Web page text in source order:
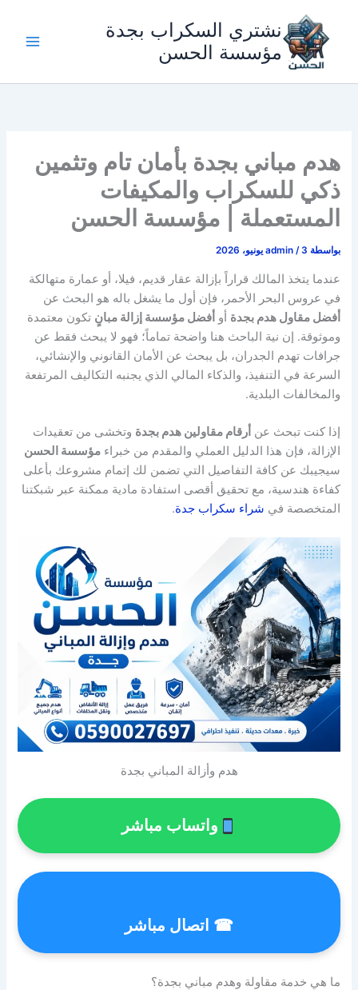
المحتوى
نشتري السكراب بجدة
مؤسسة الحسن
هدم مباني بجدة بأمان تام وتثمين
ذكي للسكراب والمكيفات
المستعملة | مؤسسة الحسن
بواسطة admin /3 يونيو، 2026
عندما يتخذ المالك قراراً بإزالة عقار قديم، فيلا، أو عمارة متهالكة
في عروس البحر الأحمر، فإن أول ما يشغل باله هو البحث عن
أفضل مقاول هدم بجدة أو أفضل مؤسسة إزالة مبانٍ تكون معتمدة
وموثوقة. إن نية الباحث هنا واضحة تماماً؛ فهو لا يبحث فقط عن
جرافات تهدم الجدران، بل يبحث عن الأمان القانوني والإنشائي،
السرعة في التنفيذ، والذكاء المالي الذي يجنبه التكاليف المرتفعة
والمخالفات البلدية.
إذا كنت تبحث عن أرقام مقاولين هدم بجدة وتخشى من تعقيدات
الإزالة، فإن هذا الدليل العملي والمقدم من خبراءمؤسسة الحسن
سيجيبك عن كافة التفاصيل التي تضمن لك إتمام مشروعك بأعلى
كفاءة هندسية، مع تحقيق أقصى استفادة مادية ممكنة عبر شبكتنا
المتخصصة في شراء سكراب جدة.
هدم وأزالة المباني بجدة
واتساب مباشر
☎ اتصال مباشر
ما هي خدمة مقاولة وهدم مباني بجدة؟